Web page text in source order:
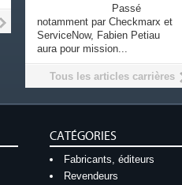
Passé
notamment par Checkmarx et
ServiceNow, Fabien Petiau
aura pour mission...
Tous les articles carrières
CATÉGORIES
Fabricants, éditeurs
Revendeurs